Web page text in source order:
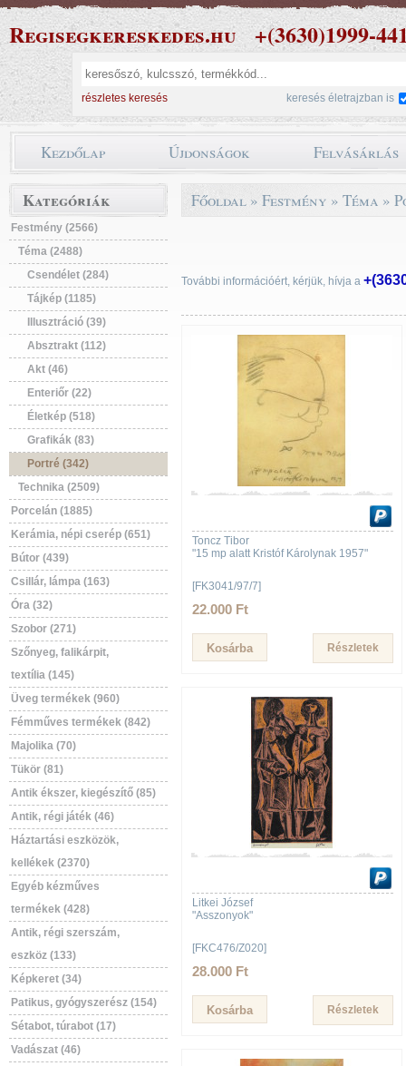
Regisegkereskedes.hu +(3630)1999-
részletes keresés keresés életrajzban is
Kezdőlap Újdonságok Felvásárlás
Kategóriák
Festmény (2566)
Téma (2488)
Csendélet (284)
Tájkép (1185)
Illusztráció (39)
Absztrakt (112)
Akt (46)
Enteriőr (22)
Életkép (518)
Grafikák (83)
Portré (342)
Technika (2509)
Porcelán (1885)
Kerámia, népi cserép (651)
Bútor (439)
Csillár, lámpa (163)
Óra (32)
Szobor (271)
Szőnyeg, falikárpit,
textília (145)
Üveg termékek (960)
Fémműves termékek (842)
Majolika (70)
Tükör (81)
Antik ékszer, kiegészítő (85)
Antik, régi játék (46)
Háztartási eszközök,
kellékek (2370)
Egyéb kézműves
termékek (428)
Antik, régi szerszám,
eszköz (133)
Képkeret (34)
Patikus, gyógyszerész (154)
Sétabot, túrabot (17)
Vadászat (46)
Főoldal » Festmény » Téma »
További információért, kérjük, hívja a
Toncz Tibor
"15 mp alatt Kristóf Károlynak 1957"
[FK3041/97/7]
22.000 Ft
Részletek
Litkei József
"Asszonyok"
[FKC476/Z020]
28.000 Ft
Részletek